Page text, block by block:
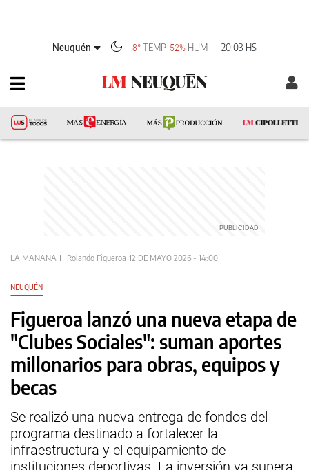
Neuquén 8° TEMP 52% HUM 20:03 HS
LA MAÑANA Rolando Figueroa 12 DE MAYO 2026 - 14:00
NEUQUÉN
Figueroa lanzó una nueva etapa de
"Clubes Sociales": suman aportes
millonarios para obras, equipos y
becas
Se realizó una nueva entrega de fondos del
programa destinado a fortalecer la
infraestructura y el equipamiento de
instituciones deportivas. La inversión ya supera